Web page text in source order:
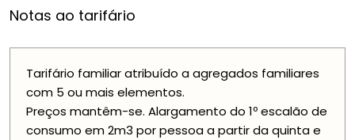
Notas ao tarifário
Tarifário familiar atribuído a agregados familiares
com 5 ou mais elementos.
Preços mantêm-se. Alargamento do 1º escalão de
consumo em 2m3 por pessoa a partir da quinta e